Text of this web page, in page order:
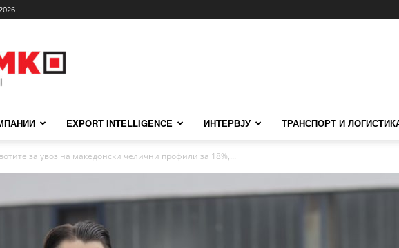
EXPORT INTELLIGENCE ИНТЕРВЈУ ТРАНСПОРТ И
за увоз на македонски челични профили за 18%,...